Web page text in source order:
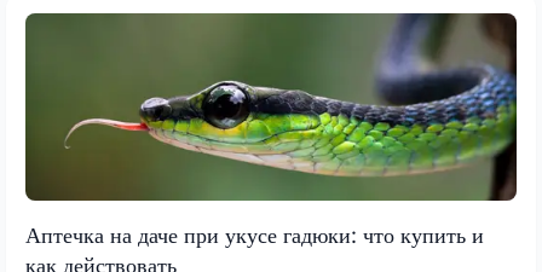
Аптечка на даче при укусе гадюки: что купить и
как действовать